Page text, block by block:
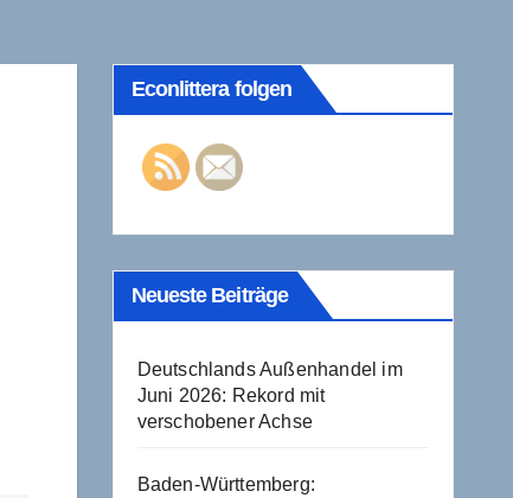
Econlittera folgen
Neueste Beiträge
Deutschlands Außenhandel im
Juni 2026: Rekord mit
verschobener Achse
Baden-Württemberg: